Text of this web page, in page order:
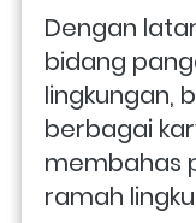
Dengan
bidang
lingkungan,
berbagai
membahas
ramah